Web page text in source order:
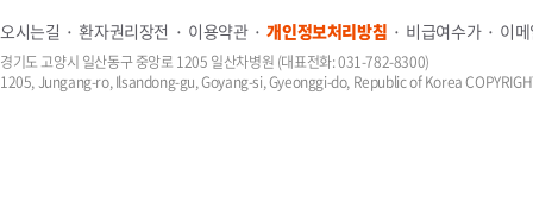
오시는길 환자권리장전 이용약관 개인정보처리방침 비급여수가 이
경기도 고양시 일산동구 중앙로 1205 일산차병원 (대표전화: 031-782-8300)
1205, Jungang-ro, Ilsandong-gu, Goyang-si, Gyeonggi-do, Republic of Korea